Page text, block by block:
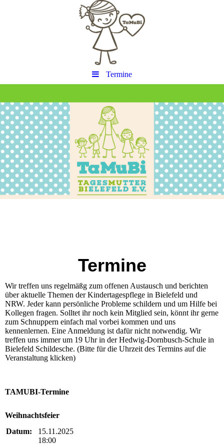
Termine
Titel
Untertitel
Termine
Wir treffen uns regelmäßg zum offenen Austausch und berichten
über aktuelle Themen der Kindertagespflege in Bielefeld und
NRW. Jeder kann persönliche Probleme schildern und um Hilfe bei
Kollegen fragen. Solltet ihr noch kein Mitglied sein, könnt ihr gerne
zum Schnuppern einfach mal vorbei kommen und uns
kennenlernen. Eine Anmeldung ist dafür nicht notwendig. Wir
treffen uns immer um 19 Uhr in der Hedwig-Dornbusch-Schule in
Bielefeld Schildesche. (Bitte für die Uhrzeit des Termins auf die
Veranstaltung klicken)
TAMUBI-Termine
Weihnachtsfeier
Datum:
15.11.2025
18:00